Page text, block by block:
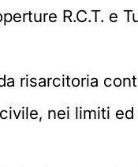
R.C.T. e
risarcitoria
nei limiti